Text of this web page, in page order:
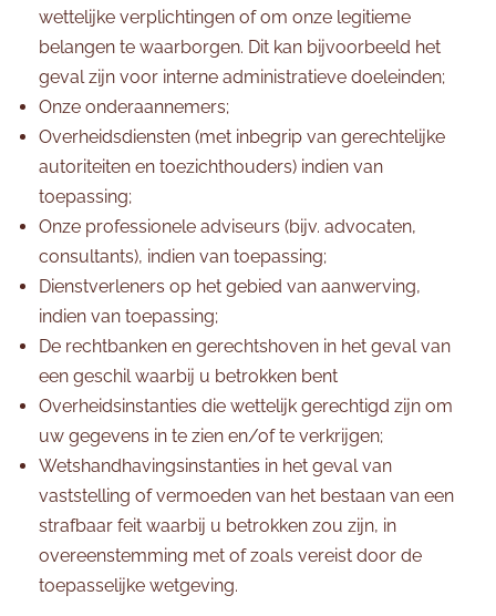
wettelijke verplichtingen of om onze legitieme
belangen te waarborgen. Dit kan bijvoorbeeld het
geval zijn voor interne administratieve doeleinden;
Onze onderaannemers;
Overheidsdiensten (met inbegrip van gerechtelijke
autoriteiten en toezichthouders) indien van
toepassing;
Onze professionele adviseurs (bijv. advocaten,
consultants), indien van toepassing;
Dienstverleners op het gebied van aanwerving,
indien van toepassing;
De rechtbanken en gerechtshoven in het geval van
een geschil waarbij u betrokken bent
Overheidsinstanties die wettelijk gerechtigd zijn om
uw gegevens in te zien en/of te verkrijgen;
Wetshandhavingsinstanties in het geval van
vaststelling of vermoeden van het bestaan van een
strafbaar feit waarbij u betrokken zou zijn, in
overeenstemming met of zoals vereist door de
toepasselijke wetgeving.